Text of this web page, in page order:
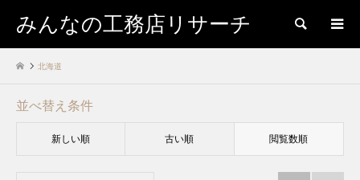
みんなの工務店リサーチ 検索
北海道
並べ替え条件
新しい順 古い順 閲覧数順